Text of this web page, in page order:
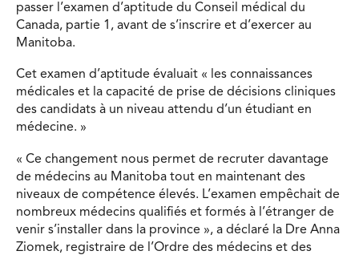
passer l’examen d’aptitude du Conseil médical du
Canada, partie 1, avant de s’inscrire et d’exercer au
Manitoba.
Cet examen d’aptitude évaluait « les connaissances
médicales et la capacité de prise de décisions cliniques
des candidats à un niveau attendu d’un étudiant en
médecine. »
« Ce changement nous permet de recruter davantage
de médecins au Manitoba tout en maintenant des
niveaux de compétence élevés. L’examen empêchait de
nombreux médecins qualifiés et formés à l’étranger de
venir s’installer dans la province », a déclaré la Dre Anna
Ziomek, registraire de l’Ordre des médecins et des